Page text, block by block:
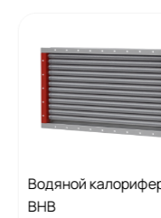
Водяной калорифер
ВНВ